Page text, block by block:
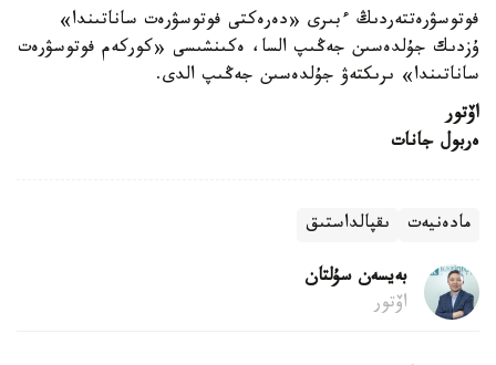
فوتوسۋرەتتەردىڭ ءبىرى «دەرەكتى فوتوسۋرەت ساناتىندا»
ۇزدىك جۇلدەسىن جەڭىپ السا، ەكىنشىسى «كوركەم فوتوسۋرەت
ساناتىندا» ىرىكتەۋ جۇلدەسىن جەڭىپ الدى.
اۆتور
ەربول جانات
مادەنيەت ىقپالداستىق
بەيسەن سۇلتان
اۆتور